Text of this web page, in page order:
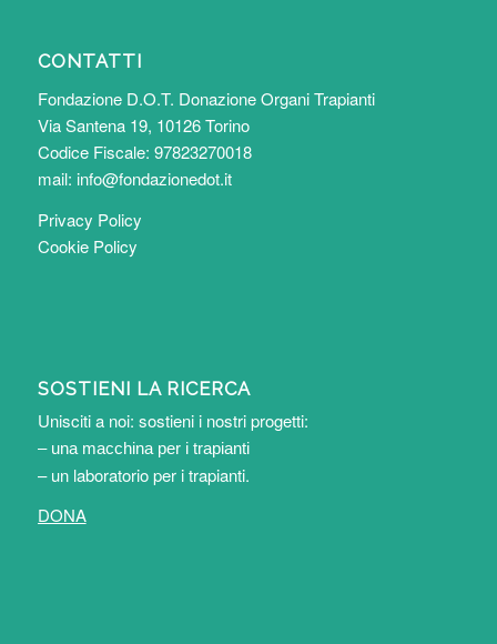
CONTATTI
Fondazione D.O.T. Donazione Organi Trapianti
Via Santena 19, 10126 Torino
Codice Fiscale: 97823270018
mail: info@fondazionedot.it
Privacy Policy
Cookie Policy
SOSTIENI LA RICERCA
Unisciti a noi: sostieni i nostri progetti:
– una macchina per i trapianti
– un laboratorio per i trapianti.
DONA